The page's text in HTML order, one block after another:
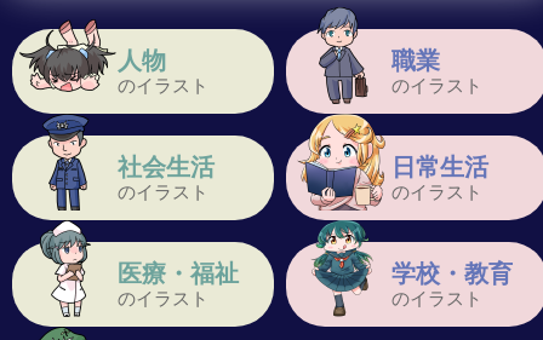
人物
のイラスト
職業
のイラスト
社会生活
のイラスト
日常生活
のイラスト
医療・福祉
のイラスト
学校・教育
のイラスト